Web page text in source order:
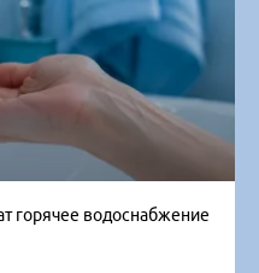
горячее водоснабжение